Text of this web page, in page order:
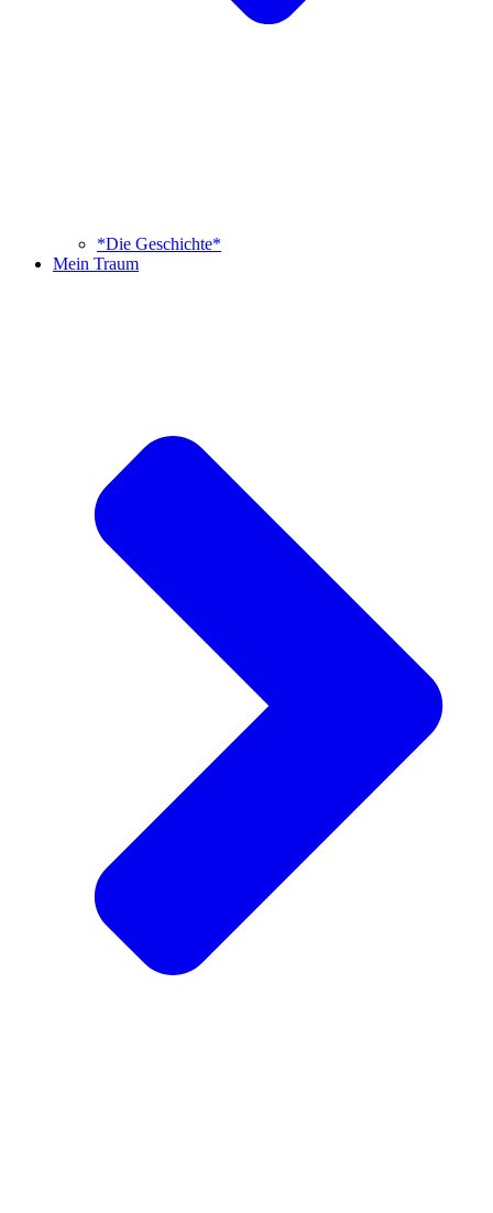
*Die Geschichte*
Mein Traum